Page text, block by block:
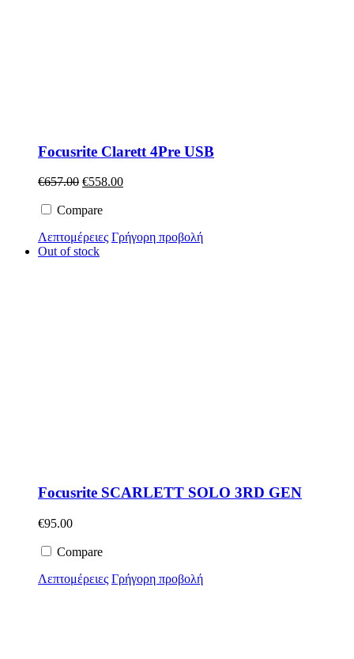
Focusrite Clarett 4Pre USB
€657.00 Original
was:
€558.00Η
€558.00.
Compare
Λεπτομέρειες Γρήγορη προβολή
Out of stock
Focusrite SCARLETT SOLO 3RD GEN
€95.00
Compare
Λεπτομέρειες Γρήγορη προβολή